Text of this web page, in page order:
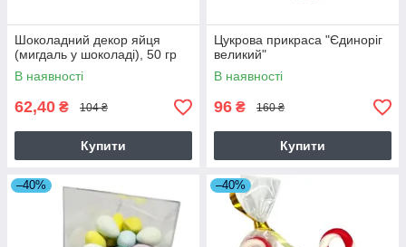
Шоколадний декор яйця
(мигдаль у шоколаді), 50 гр
В наявності
62,40 ₴ 104 ₴
Купити
Цукрова прикраса "Єдиноріг
великий"
В наявності
96 ₴ 160 ₴
Купити
–40% –40%